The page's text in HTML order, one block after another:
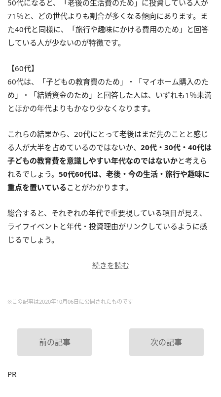
50代になると、「老後の生活費のため」に投資している人が
71％と、どの世代よりも割合が多くなる傾向にあります。ま
た40代と同様に、「旅行や趣味にかける費用のため」と回答
している人が少ないのが特徴です。
【60代】
60代は、「子どもの教育費のため」・「マイホーム購入のた
め」・「結婚資金のため」と回答した人は、いずれも1％未満
とほかの年代よりもかなり少なくなります。
これらの結果から、20代にとって老後はまだ先のことと感じ
る人が大半を占めているのではないか、 20代・30代・40代は
子どもの教育費を意識しやすい年代なのではないかと考えら
れるでしょう。 50代60代は、老後・今の生活・旅行や趣味に
重点を置いている ことがわかります。
総合すると、それぞれの年代で重要視している項目が見え、
ライフイベントと年代・投資理由がリンクしているように感
じるでしょう。
続きを読む
※この記事は2020年10月06日に公開されたものです
前の記事 次の記事
PR